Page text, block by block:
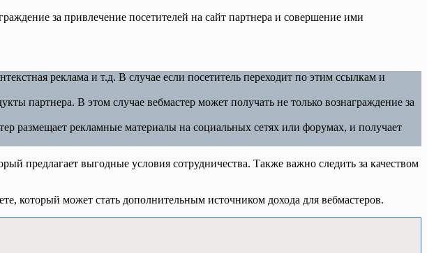
за привлечение посетителей на сайт партнера и совершение ими
реклама и т.д. В случае если посетитель переходит по этим ссылкам и
партнера. В этом случае вебмастер может получать не только вознаграждение за
размещает рекламные материалы на социальных сетях или форумах, и получает
предлагает выгодные условия сотрудничества. Также важно следить за качеством
который может стать дополнительным источником дохода для вебмастеров.